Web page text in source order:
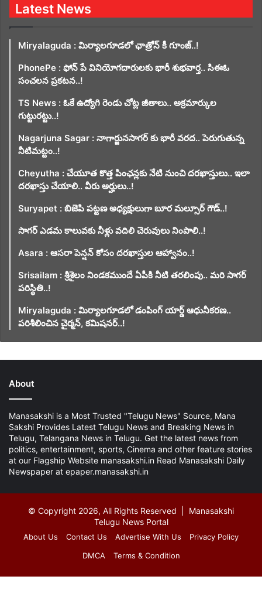
Latest News
Miryalaguda : మిర్యాలగూడలో ఛాత్రోన్ కీ గూంజ్..!
PhonePe : ఫోన్ పే వినియోగదారులకు భారీ శుభవార్త.. సిఈఓ
సంచలన ప్రకటన..!
TS News : ఓకే ఉద్యోగి రెండు చోట్ల జీతాలు.. అక్రమార్కుల
గుట్టురట్టు..!
Nagarjuna Sagar : నాగార్జునసాగర్ కు భారీ వరద.. పెరుగుతున్న
నీటిమట్టం..!
Cheyutha : చేయూత కొత్త పింఛన్లకు నేటి నుంచి దరఖాస్తులు.. ఇలా
దరఖాస్తు చేయాలి.. వీరు అర్హులు..!
Suryapet : బిజెపి పట్టణ అధ్యక్షులుగా బూర మల్సూర్ గౌడ్..!
సాగర్ ఎడమ కాలువకు నీళ్లు వదిలి చెరువులు నింపాలి..!
Asara : ఆసరా పెన్షన్ కోసం దరఖాస్తుల ఆహ్వానం..!
Srisailam : శ్రీశైలం నిండకముందే ఏపీకి నీటి తరలింపు.. మరి సాగర్
పరిస్థితి..!
Miryalaguda : మిర్యాలగూడలో డంపింగ్ యార్డ్ ఆధునీకరణ..
పరిశీలించిన చైర్మన్, కమిషనర్..!
About
Manasakshi is a Most Trusted "Telugu News" Source, Mana
Sakshi Provides Latest Telugu News and Breaking News in
Telugu, Telangana News in Telugu. Get the latest news from
politics, entertainment, sports, Cinema and other feature stories
at our Flagship Website manasakshi.in Read Manasakshi Daily
Newspaper at epaper.manasakshi.in
© Copyright 2026, All Rights Reserved | Manasakshi
Telugu News Portal
About Us Contact Us Advertise With Us
Privacy Policy
DMCA
Terms & Condition